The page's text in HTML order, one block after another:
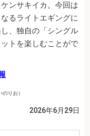
ンサキイカ。今回は
るライトエギングに
、独自の「シングル
トを楽しむことがで
りお）
2026年6月29日